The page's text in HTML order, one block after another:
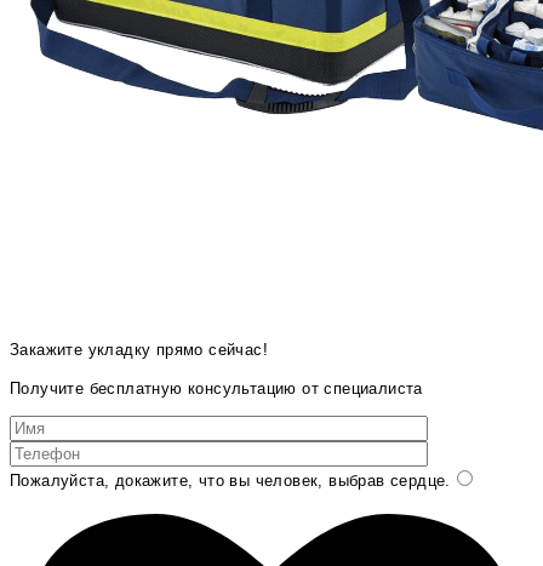
Закажите укладку прямо сейчас!
Получите бесплатную консультацию от специалиста
Пожалуйста, докажите, что вы человек, выбрав сердце.